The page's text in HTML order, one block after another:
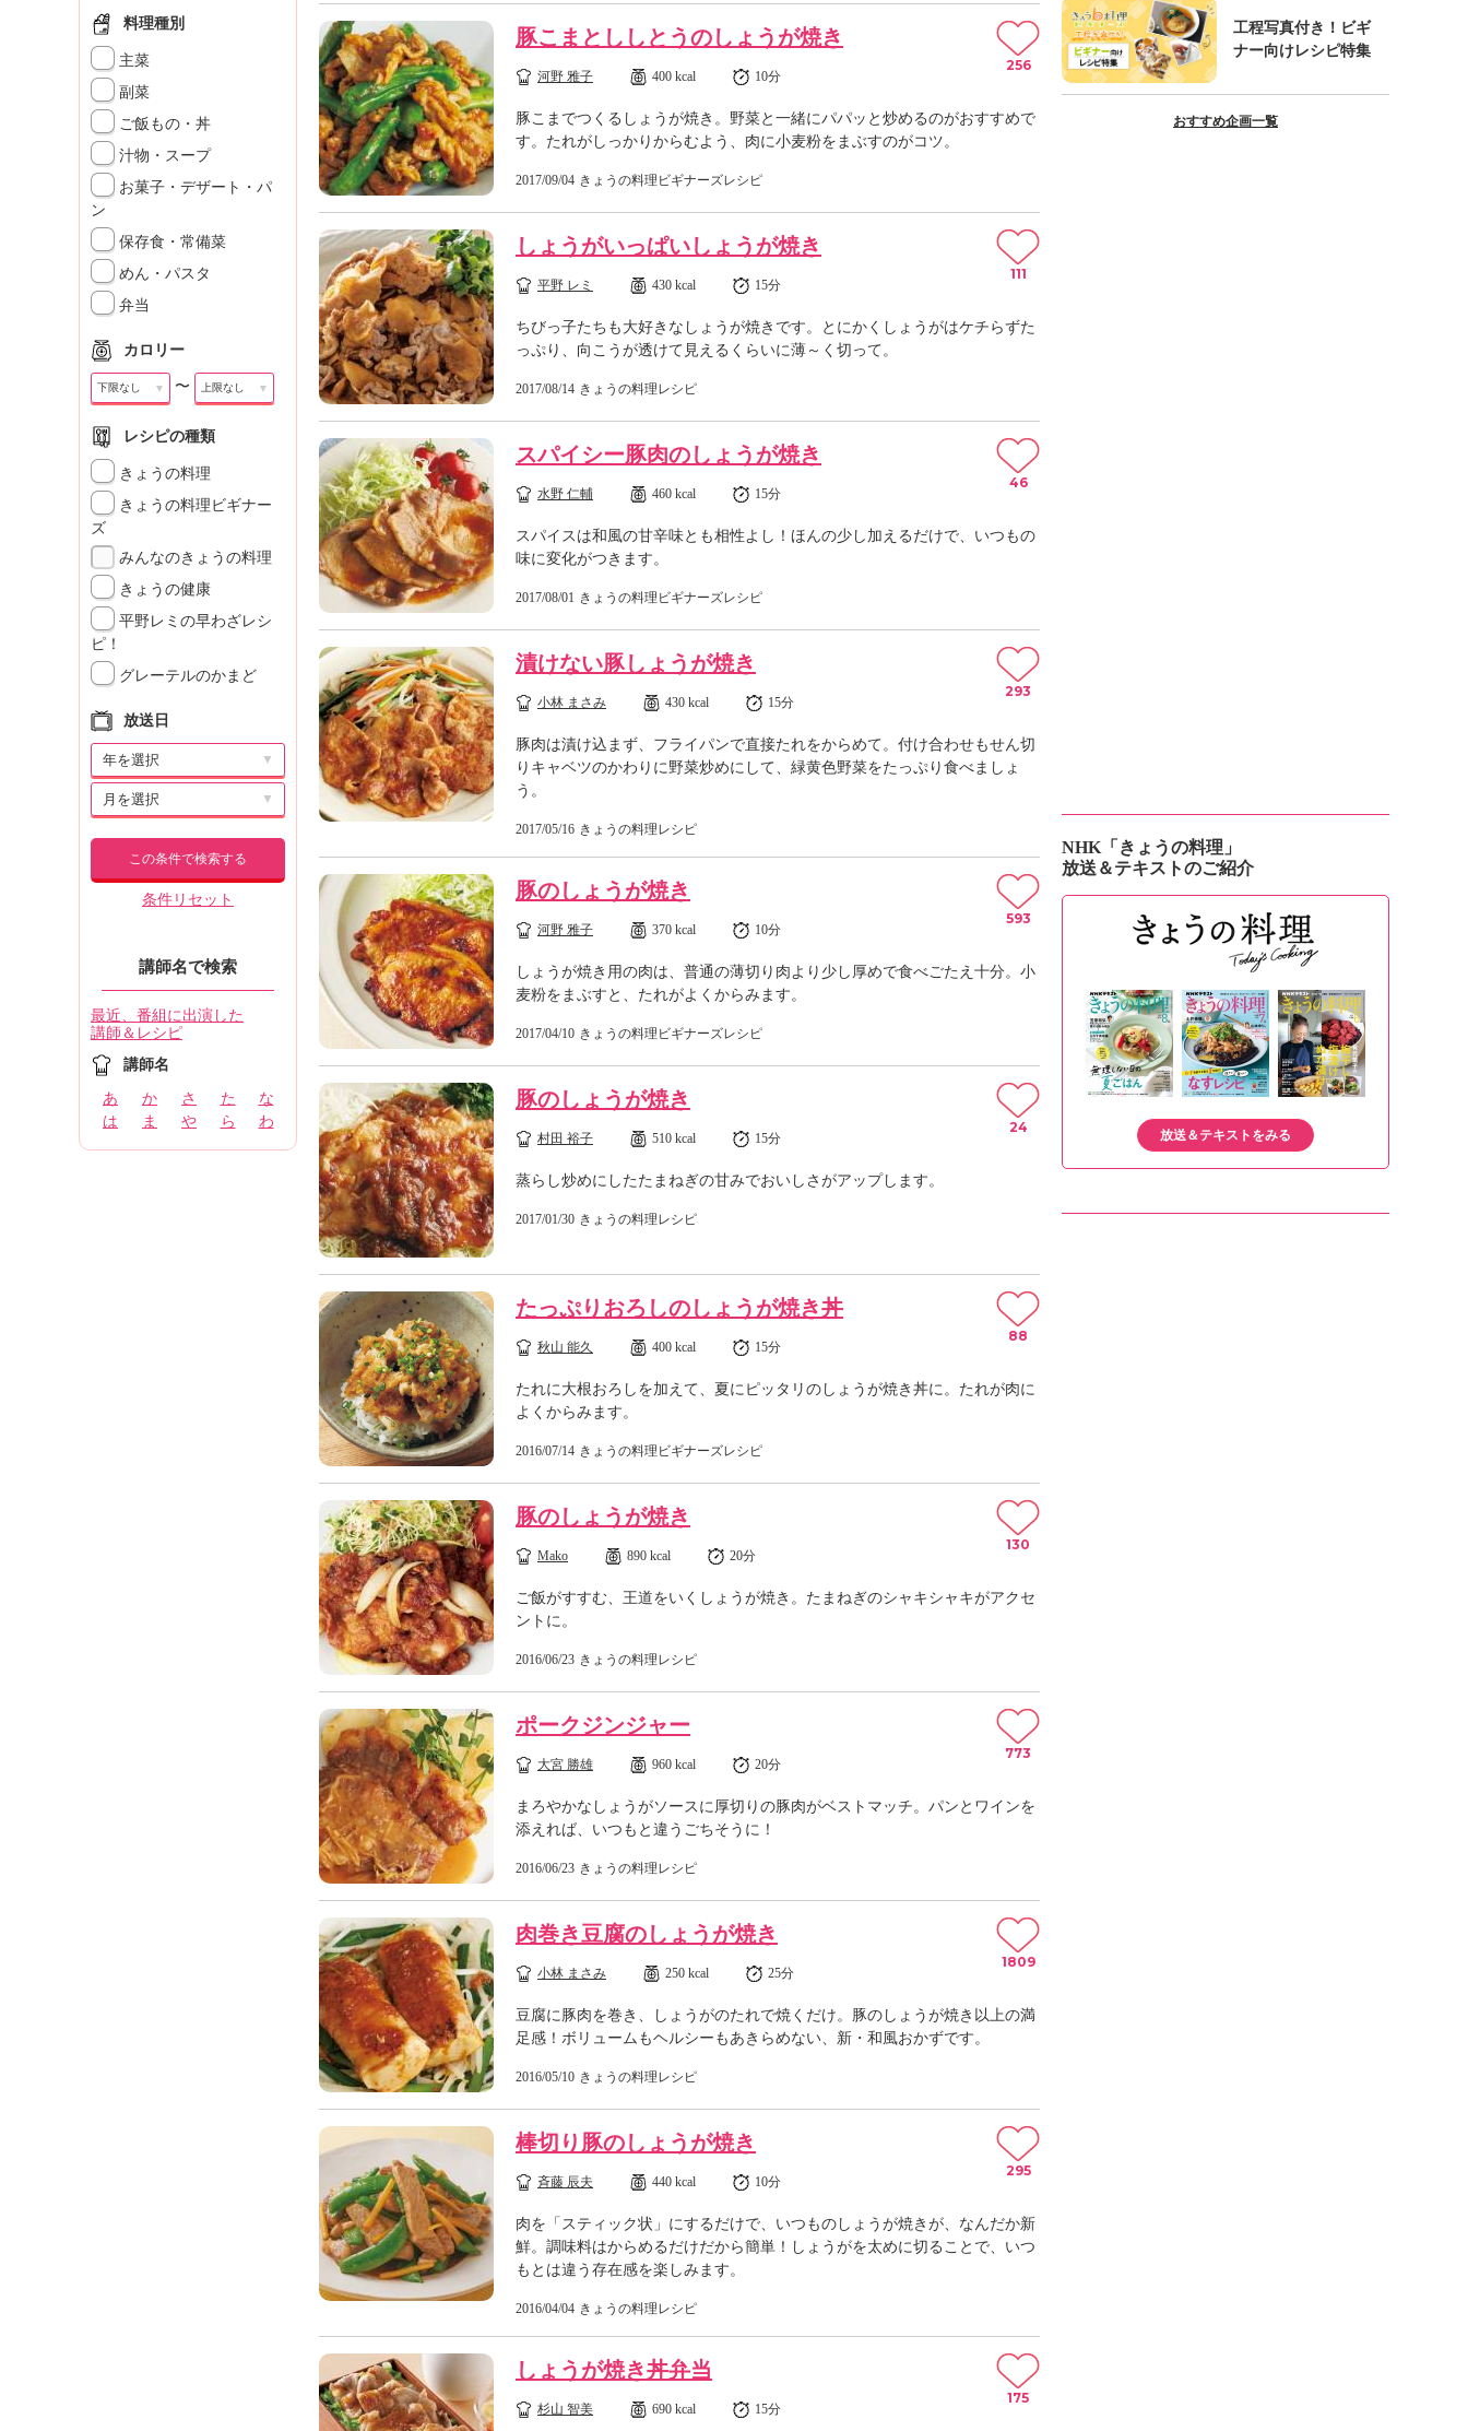
料理種別
主菜
副菜
ご飯もの・丼
汁物・スープ
お菓子・デザート・パ
ン
保存食・常備菜
めん・パスタ
弁当
カロリー
▼ 〜 ▼
レシピの種類
きょうの料理
きょうの料理ビギナー
ズ
みんなのきょうの料理
きょうの健康
平野レミの早わざレシ
ピ！
グレーテルのかまど
放送日
▼
▼
この条件で検索する
条件リセット
講師名で検索
最近、番組に出演した
講師＆レシピ
講師名
あ か さ た
な
は
ま や ら わ
豚こまとししとうのしょうが焼き
河野 雅子 400 kcal 10分
豚こまでつくるしょうが焼き。野菜と一緒にパパッと炒めるのがおすすめで
す。たれがしっかりからむよう、肉に小麦粉をまぶすのがコツ。
2017/09/04 きょうの料理ビギナーズレシピ
256
しょうがいっぱいしょうが焼き
平野 レミ 430 kcal 15分
ちびっ子たちも大好きなしょうが焼きです。とにかくしょうがはケチらずた
っぷり、向こうが透けて見えるくらいに薄～く切って。
2017/08/14 きょうの料理レシピ
111
スパイシー豚肉のしょうが焼き
水野 仁輔 460 kcal 15分
スパイスは和風の甘辛味とも相性よし！ほんの少し加えるだけで、いつもの
味に変化がつきます。
2017/08/01 きょうの料理ビギナーズレシピ
46
漬けない豚しょうが焼き
小林 まさみ 430 kcal 15分
豚肉は漬け込まず、フライパンで直接たれをからめて。付け合わせもせん切
りキャベツのかわりに野菜炒めにして、緑黄色野菜をたっぷり食べましょ
う。
2017/05/16 きょうの料理レシピ
293
豚のしょうが焼き
河野 雅子 370 kcal 10分
しょうが焼き用の肉は、普通の薄切り肉より少し厚めで食べごたえ十分。小
麦粉をまぶすと、たれがよくからみます。
2017/04/10 きょうの料理ビギナーズレシピ
593
豚のしょうが焼き
村田 裕子 510 kcal 15分
蒸らし炒めにしたたまねぎの甘みでおいしさがアップします。
2017/01/30 きょうの料理レシピ
24
たっぷりおろしのしょうが焼き丼
秋山 能久 400 kcal 15分
たれに大根おろしを加えて、夏にピッタリのしょうが焼き丼に。たれが肉に
よくからみます。
2016/07/14 きょうの料理ビギナーズレシピ
88
豚のしょうが焼き
Mako 890 kcal 20分
ご飯がすすむ、王道をいくしょうが焼き。たまねぎのシャキシャキがアクセ
ントに。
2016/06/23 きょうの料理レシピ
130
ポークジンジャー
大宮 勝雄 960 kcal 20分
まろやかなしょうがソースに厚切りの豚肉がベストマッチ。パンとワインを
添えれば、いつもと違うごちそうに！
2016/06/23 きょうの料理レシピ
773
肉巻き豆腐のしょうが焼き
小林 まさみ 250 kcal 25分
豆腐に豚肉を巻き、しょうがのたれで焼くだけ。豚のしょうが焼き以上の満
足感！ボリュームもヘルシーもあきらめない、新・和風おかずです。
2016/05/10 きょうの料理レシピ
1809
棒切り豚のしょうが焼き
斉藤 辰夫 440 kcal 10分
肉を「スティック状」にするだけで、いつものしょうが焼きが、なんだか新
鮮。調味料はからめるだけだから簡単！しょうがを太めに切ることで、いつ
もとは違う存在感を楽しみます。
2016/04/04 きょうの料理レシピ
295
しょうが焼き丼弁当
杉山 智美 690 kcal 15分
175
工程写真付き！ビギ
ナー向けレシピ特集
おすすめ企画一覧
NHK「きょうの料理」
放送＆テキストのご紹介
放送＆テキストをみる